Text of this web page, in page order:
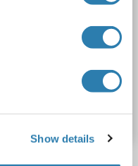
Show details
Détails